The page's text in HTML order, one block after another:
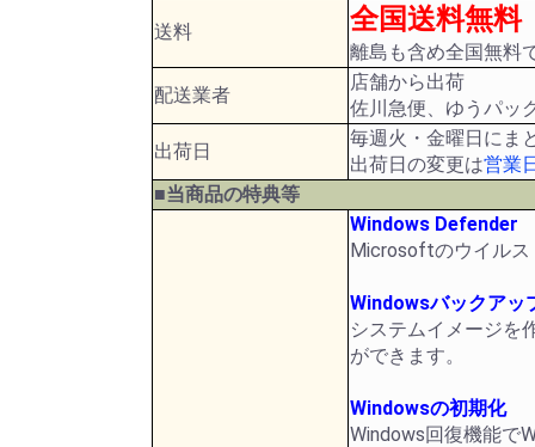
送料 全国送料無料
離島も含め全国無料
配送業者
店舗から出荷
佐川急便、ゆうパッ
出荷日
毎週火・金曜日にま
出荷日の変更は営業
■当商品の特典等
Windows Defender
Microsoftのウイルス
Windowsバックアッ
システムイメージを
ができます。
Windowsの初期化
Windows回復機能で